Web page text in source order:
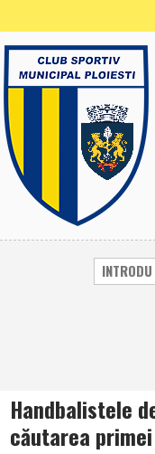
Handbalistele
căutarea